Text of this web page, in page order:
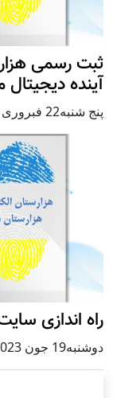
ثبت رسمی
آینده
پنج شنبه22 فبروری 2024
راه اندازی
دوشنبه19 جون 2023